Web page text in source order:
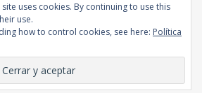
. Europa América Asia Consejos
VOLVER ARRIBA
uses cookies. By continuing to use this
use.
how to control cookies, see here: Política